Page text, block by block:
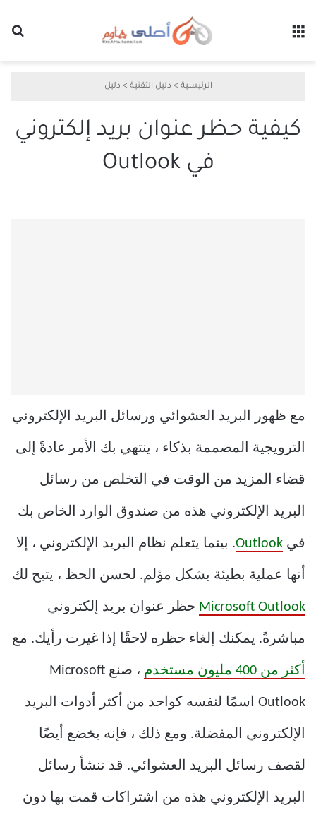
الرئيسية > دليل التقنية > دليل
كيفية حظر عنوان بريد إلكتروني
في Outlook
مع ظهور البريد العشوائي ورسائل البريد الإلكتروني
الترويجية المصممة بذكاء ، ينتهي بك الأمر عادةً إلى
قضاء المزيد من الوقت في التخلص من رسائل
البريد الإلكتروني هذه من صندوق الوارد الخاص بك
في Outlook. بينما يتعلم نظام البريد الإلكتروني ، إلا
أنها عملية بطيئة بشكل مؤلم. لحسن الحظ ، يتيح لك
Microsoft Outlook حظر عنوان بريد إلكتروني
مباشرةً. يمكنك إلغاء حظره لاحقًا إذا غيرت رأيك. مع
أكثر من 400 مليون مستخدم ، صنع Microsoft
Outlook اسمًا لنفسه كواحد من أكثر أدوات البريد
الإلكتروني المفضلة. ومع ذلك ، فإنه يخضع أيضًا
لقصف رسائل البريد العشوائي. قد تنشأ رسائل
البريد الإلكتروني هذه من اشتراكات قمت بها دون